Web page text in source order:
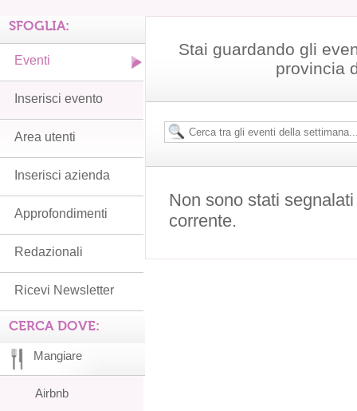
Stai guardando gli
provincia
Non sono stati
corrente.
SFOGLIA:
Eventi
Inserisci evento
Area utenti
Inserisci azienda
Approfondimenti
Redazionali
Ricevi Newsletter
CERCA DOVE:
Mangiare
Airbnb